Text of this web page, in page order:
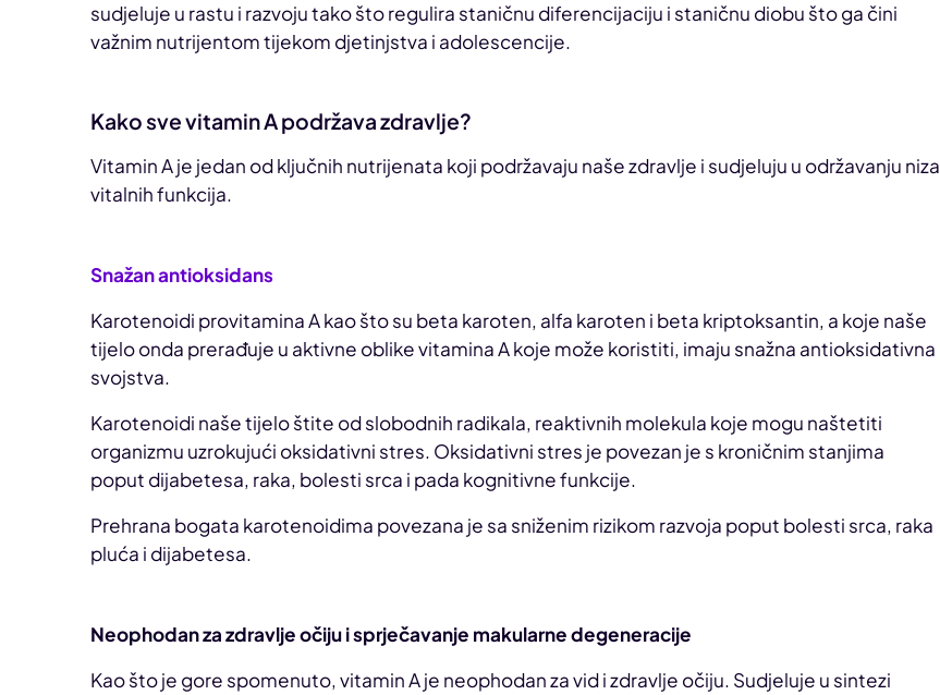
sudjeluje u rastu i razvoju tako što regulira staničnu diferencijaciju i staničnu diobu što ga čini
važnim nutrijentom tijekom djetinjstva i adolescencije.
Kako sve vitamin A podržava zdravlje?
Vitamin A je jedan od ključnih nutrijenata koji podržavaju naše zdravlje i sudjeluju u održavanju niza
vitalnih funkcija.
Snažan antioksidans
Karotenoidi provitamina A kao što su beta karoten, alfa karoten i beta kriptoksantin, a koje naše
tijelo onda prerađuje u aktivne oblike vitamina A koje može koristiti, imaju snažna antioksidativna
svojstva.
Karotenoidi naše tijelo štite od slobodnih radikala, reaktivnih molekula koje mogu naštetiti
organizmu uzrokujući oksidativni stres. Oksidativni stres je povezan je s kroničnim stanjima
poput dijabetesa, raka, bolesti srca i pada kognitivne funkcije.
Prehrana bogata karotenoidima povezana je sa sniženim rizikom razvoja poput bolesti srca, raka
pluća i dijabetesa.
Neophodan za zdravlje očiju i sprječavanje makularne degeneracije
Kao što je gore spomenuto, vitamin A je neophodan za vid i zdravlje očiju. Sudjeluje u sintezi